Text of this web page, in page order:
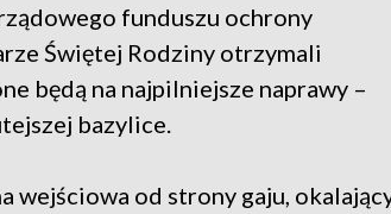
funduszu ochrony
Świętej Rodziny otrzymali
będą na najpilniejsze naprawy –
bazylice.
wejściowa od strony gaju,